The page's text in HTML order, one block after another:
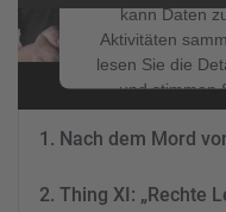
kann Daten
Aktivitäten
lesen Sie die
und stimmen
Nutzung des
dieses Video
Mehr
NEUESTE BEITRÄGE
Nach dem Mord
Thing XI: „Rechte